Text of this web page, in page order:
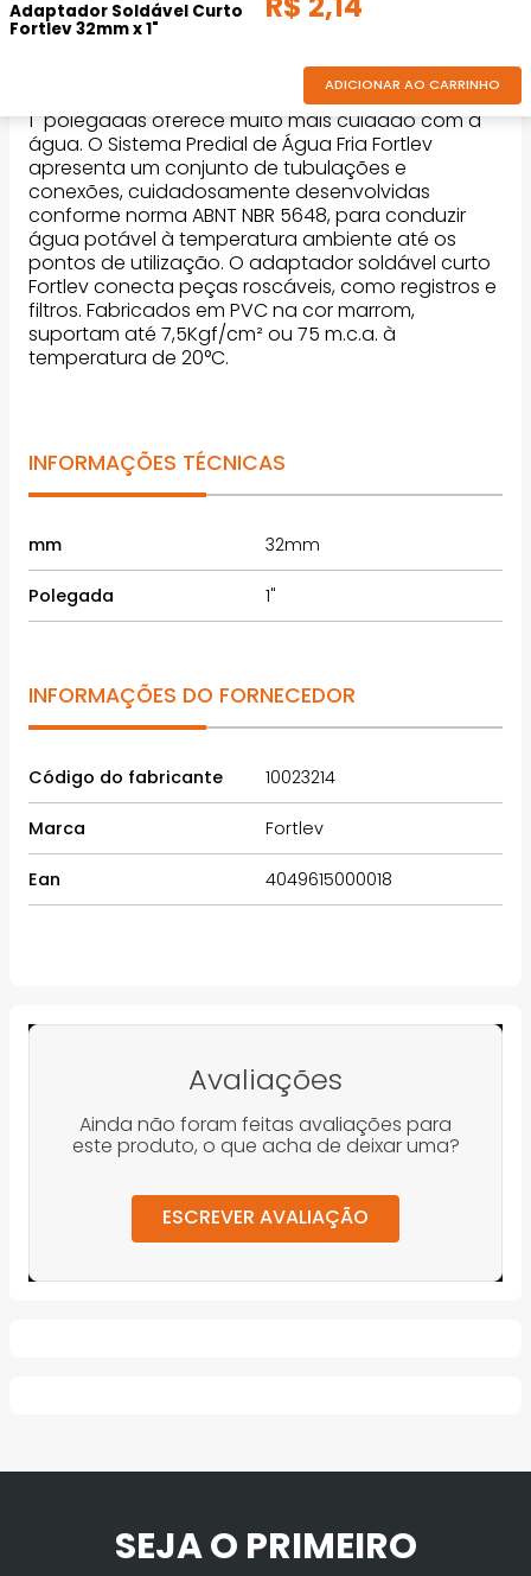
Adaptador Soldável com Anel para
Adaptador Soldável Curto
Fortlev 32mm x 1"
R$2,14
DESCRIÇÃO DO PRODUTO
1" polegadas oferece muito mais cuidado com a
água. O Sistema Predial de Água Fria Fortlev
conexões, cuidadosamente desenvolvidas
conforme norma ABNT NBR 5648, para conduzir
água potável à temperatura ambiente até os
pontos de utilização. O adaptador soldável curto
Fortlev conecta peças roscáveis, como registros e
filtros. Fabricados em PVC na cor marrom,
suportam até 7,5Kgf/cm² ou 75 m.c.a. à
INFORMAÇÕES TÉCNICAS
32mm
INFORMAÇÕES DO FORNECEDOR